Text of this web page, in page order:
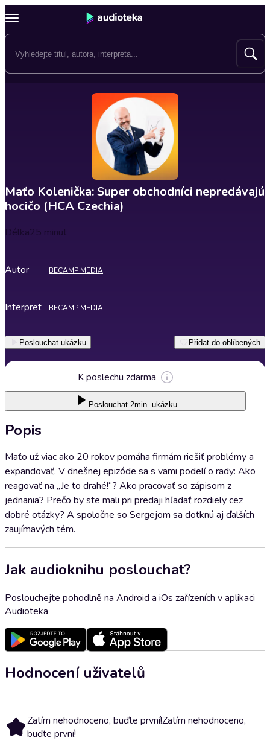
Maťo Kolenička: Super obchodníci nepredávajú
hocičo (HCA Czechia)
Délka25 minut
Autor BECAMP MEDIA
Interpret BECAMP MEDIA
Poslouchat ukázku Přidat do oblíbených
K poslechu zdarma
Poslouchat 2min. ukázku
Popis
Maťo už viac ako 20 rokov pomáha firmám riešiť problémy a
expandovať. V dnešnej epizóde sa s vami podelí o rady: Ako
reagovať na „Je to drahé!“? Ako pracovať so zápisom z
jednania? Prečo by ste mali pri predaji hľadať rozdiely cez
dobré otázky? A spoločne so Sergejom sa dotknú aj ďalších
zaujímavých tém.
Jak audioknihu poslouchat?
Poslouchejte pohodlně na Android a iOs zařízeních v aplikaci
Audioteka
Hodnocení uživatelů
Zatím nehodnoceno, buďte první!Zatím nehodnoceno,
buďte první!